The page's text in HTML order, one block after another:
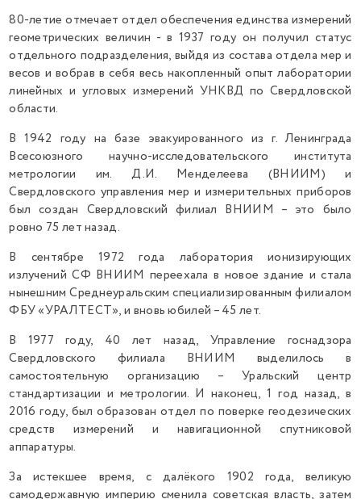
80-летие отмечает отдел обеспечения единства измерений
геометрических величин - в 1937 году он получил статус
отдельного подразделения, выйдя из состава отдела мер и
весов и вобрав в себя весь накопленный опыт лаборатории
линейных и угловых измерений УНКВД по Свердловской
области.
В 1942 году на базе эвакуированного из г. Ленинграда
Всесоюзного научно-исследовательского института
метрологии им. Д.И. Менделеева (ВНИИМ) и
Свердловского управления мер и измерительных приборов
был создан Свердловский филиал ВНИИМ – это было
ровно 75 лет назад.
В сентябре 1972 года лаборатория ионизирующих
излучений СФ ВНИИМ переехала в новое здание и стала
нынешним Среднеуральским специализированным филиалом
ФБУ «УРАЛТЕСТ», и вновь юбилей – 45 лет.
В 1977 году, 40 лет назад, Управление госнадзора
Свердловского филиала ВНИИМ выделилось в
самостоятельную организацию – Уральский центр
стандартизации и метрологии. И наконец, 1 год назад, в
2016 году, был образован отдел по поверке геодезических
средств измерений и навигационной спутниковой
аппаратуры.
За истекшее время, с далёкого 1902 года, великую
самодержавную империю сменила советская власть, затем